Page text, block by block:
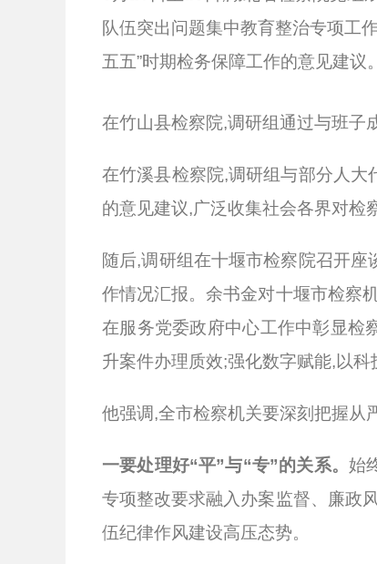
队伍突出问题集中教育整治专项工
五五”时期检务保障工作的意见建
在竹山县检察院,调研组通过与班子
在竹溪县检察院,调研组与部分人
的意见建议,广泛收集社会各界对检
随后,调研组在十堰市检察院召开
作情况汇报。余书金对十堰市检察
在服务党委政府中心工作中彰显检
升案件办理质效;强化数字赋能,以科
他强调,全市检察机关要深刻把握从
一要处理好“平”与“专”的关系。 始
专项整改要求融入办案监督、廉政
伍纪律作风建设高压态势。